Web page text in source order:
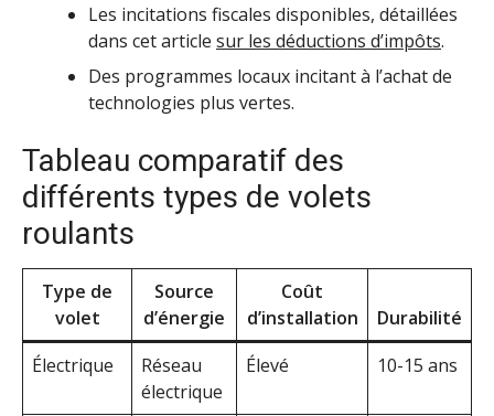
Les incitations fiscales disponibles, détaillées
dans cet article sur les déductions d’impôts.
Des programmes locaux incitant à l’achat de
technologies plus vertes.
Tableau comparatif des
différents types de volets
roulants
Type de
volet
Source
d’énergie
Coût
d’installation
Durabilité
Électrique
Réseau
électrique
Élevé 10-15 ans